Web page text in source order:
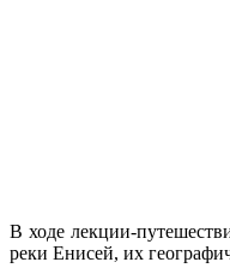
В ходе лекции-
реки Енисей, их